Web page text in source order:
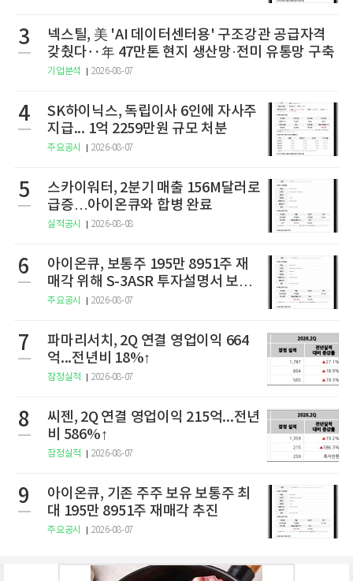
3
넥스틸, 美 'AI 데이터센터용' 구조강관 공급자격
갖췄다‥年 47만톤 현지 생산망·전미 유통망 구축
기업분석 2026-08-07
4
SK하이닉스, 독립이사 6인에 자사주
지급... 1억 2259만원 규모 처분
주요공시 2026-08-07
5
스카이워터, 2분기 매출 156M달러로
급증…아이온큐와 합병 완료
실적공시 2026-08-08
6
아이온큐, 보통주 195만 8951주 재
매각 위해 S-3ASR 투자설명서 보충
서 제출
주요공시 2026-08-07
7
파마리서치, 2Q 연결 영업이익 664
억...전년비 18%↑
잠정실적 2026-08-07
8
씨젠, 2Q 연결 영업이익 215억...전년
비 586%↑
잠정실적 2026-08-07
9
아이온큐, 기존 주주 보유 보통주 최
대 195만 8951주 재매각 추진
주요공시 2026-08-07